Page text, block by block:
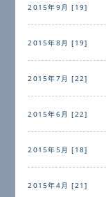
2015年9月 [19]
2015年8月 [19]
2015年7月 [22]
2015年6月 [22]
2015年5月 [18]
2015年4月 [21]